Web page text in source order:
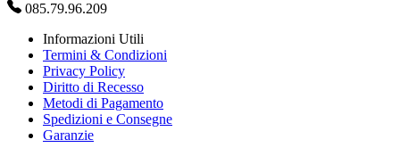
085.79.96.209
Informazioni Utili
Termini & Condizioni
Privacy Policy
Diritto di Recesso
Metodi di Pagamento
Spedizioni e Consegne
Garanzie